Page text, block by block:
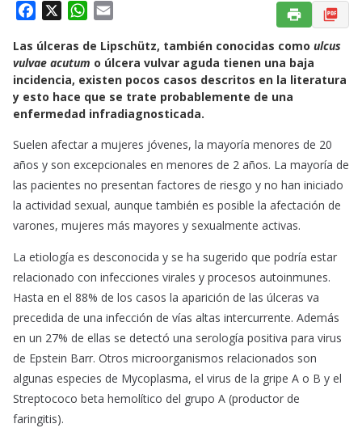
c
e
b
o
k
W
a
t
s
A
p
a
i
l
Las úlceras de Lipschütz, también conocidas como ulcus
vulvae acutum o úlcera vulvar aguda tienen una baja
incidencia, existen pocos casos descritos en la literatura
y esto hace que se trate probablemente de una
enfermedad infradiagnosticada.
Suelen afectar a mujeres jóvenes, la mayoría menores de 20
años y son excepcionales en menores de 2 años. La mayoría de
las pacientes no presentan factores de riesgo y no han iniciado
la actividad sexual, aunque también es posible la afectación de
varones, mujeres más mayores y sexualmente activas.
La etiología es desconocida y se ha sugerido que podría estar
relacionado con infecciones virales y procesos autoinmunes.
Hasta en el 88% de los casos la aparición de las úlceras va
precedida de una infección de vías altas intercurrente. Además
en un 27% de ellas se detectó una serología positiva para virus
de Epstein Barr. Otros microorganismos relacionados son
algunas especies de Mycoplasma, el virus de la gripe A o B y el
Streptococo beta hemolítico del grupo A (productor de
faringitis).